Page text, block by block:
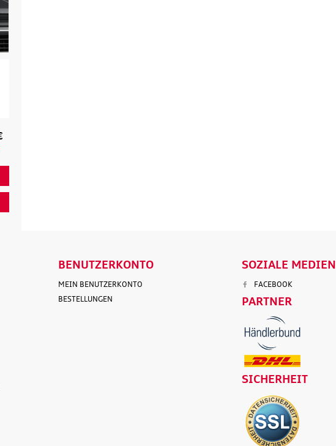
BENUTZERKONTO
MEIN BENUTZERKONTO
BESTELLUNGEN
SOZIALE MEDIEN
FACEBOOK
PARTNER
SICHERHEIT